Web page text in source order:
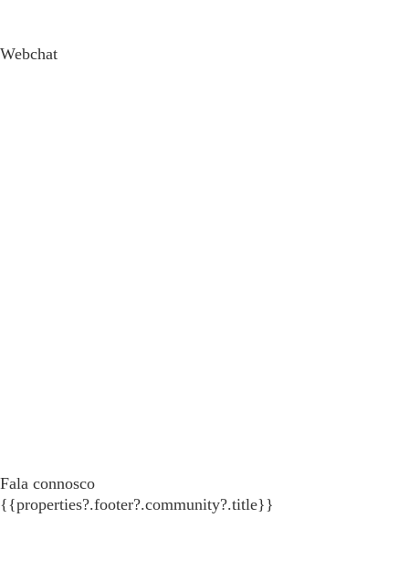
Webchat
Fala connosco
{{properties?.footer?.community?.title}}